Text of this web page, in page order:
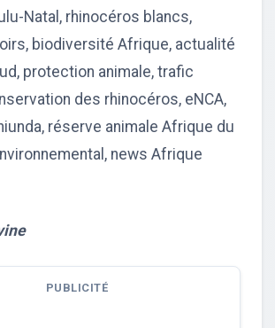
Natal, rhinocéros blancs,
biodiversité Afrique, actualité
protection animale, trafic
des rhinocéros, eNCA,
réserve animale Afrique du
news Afrique
PUBLICITÉ